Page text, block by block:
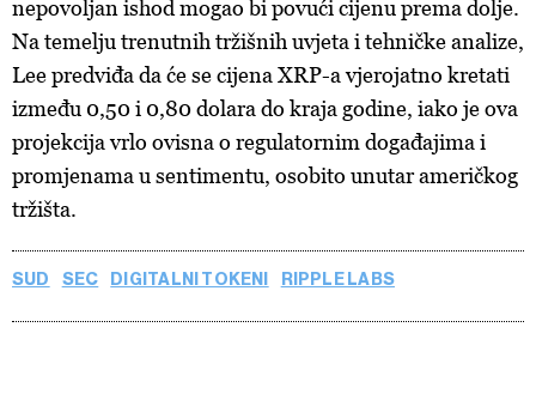
kolačića. Kolačiće u bilo kojem trenutku možete ponovno
ažurirati klikom na „Prikaži detalje“. Privolu možete u bilo
kojem trenutku povući bez negativnih posljedica.
nepovoljan ishod mogao bi povući cijenu prema dolje.
Na temelju trenutnih tržišnih uvjeta i tehničke analize,
Lee predviđa da će se cijena XRP-a vjerojatno kretati
između 0,50 i 0,80 dolara do kraja godine, iako je ova
projekcija vrlo ovisna o regulatornim događajima i
promjenama u sentimentu, osobito unutar američkog
tržišta.
SUD SEC DIGITALNI TOKENI RIPPLE LABS